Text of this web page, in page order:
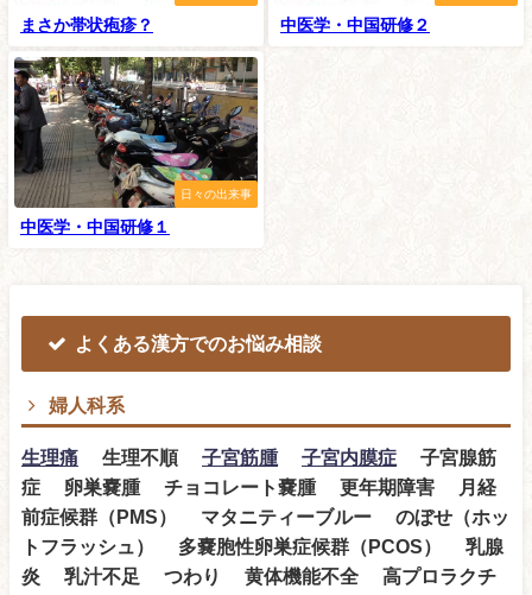
まさか帯状疱疹？ 中医学・中国研修２
日々の出来事
中医学・中国研修１
よくある漢方でのお悩み相談
婦人科系
生理痛 生理不順 子宮筋腫 子宮内膜症 子宮腺筋
症 卵巣嚢腫 チョコレート嚢腫 更年期障害 月経
前症候群（PMS） マタニティーブルー のぼせ（ホッ
トフラッシュ） 多嚢胞性卵巣症候群（PCOS） 乳腺
炎 乳汁不足 つわり 黄体機能不全 高プロラクチ